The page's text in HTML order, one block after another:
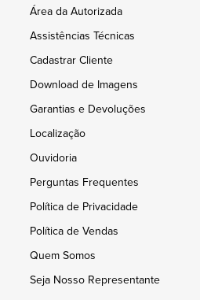
Área da Autorizada
Assistências Técnicas
Cadastrar Cliente
Download de Imagens
Garantias e Devoluções
Localização
Ouvidoria
Perguntas Frequentes
Política de Privacidade
Política de Vendas
Quem Somos
Seja Nosso Representante